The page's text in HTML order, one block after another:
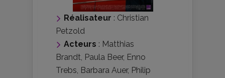
Réalisateur : Christian
Petzold
Acteurs : Matthias
Brandt, Paula Beer, Enno
Trebs, Barbara Auer, Philip